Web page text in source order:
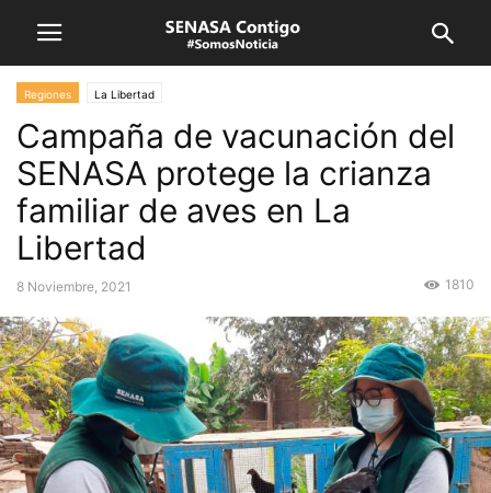
Regiones La Libertad
Campaña de vacunación del
SENASA protege la crianza
familiar de aves en La
Libertad
8 Noviembre, 2021 1810